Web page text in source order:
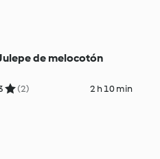
de melocotón
(2) 2 h 10 min